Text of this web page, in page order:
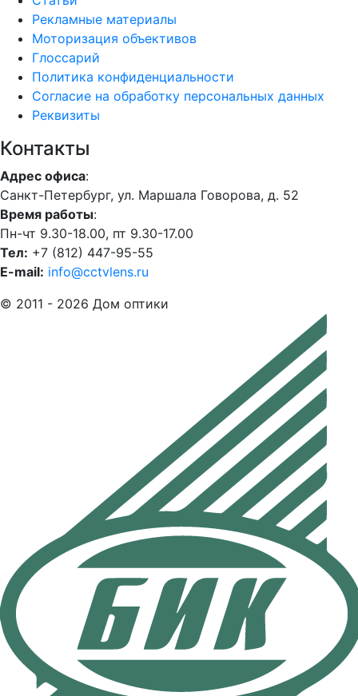
Рекламные материалы
Моторизация объективов
Глоссарий
Политика конфиденциальности
Согласие на обработку персональных данных
Реквизиты
Контакты
Адрес офиса:
Санкт-Петербург, ул. Маршала Говорова, д. 52
Время работы:
Пн-чт 9.30-18.00, пт 9.30-17.00
Тел: +7 (812) 447-95-55
E-mail: info@cctvlens.ru
© 2011 - 2026 Дом оптики